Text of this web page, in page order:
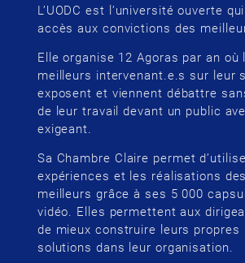
L’UODC est l’université ouverte
accès aux convictions des
Elle organise 12 Agoras par an où
meilleurs intervenant.e.s sur leur
exposent et viennent débattre
de leur travail devant un public
exigeant.
Sa Chambre Claire permet
expériences et les réalisations des
meilleurs grâce à ses 5 000
vidéo. Elles permettent aux
de mieux construire leurs propres
solutions dans leur organisation.